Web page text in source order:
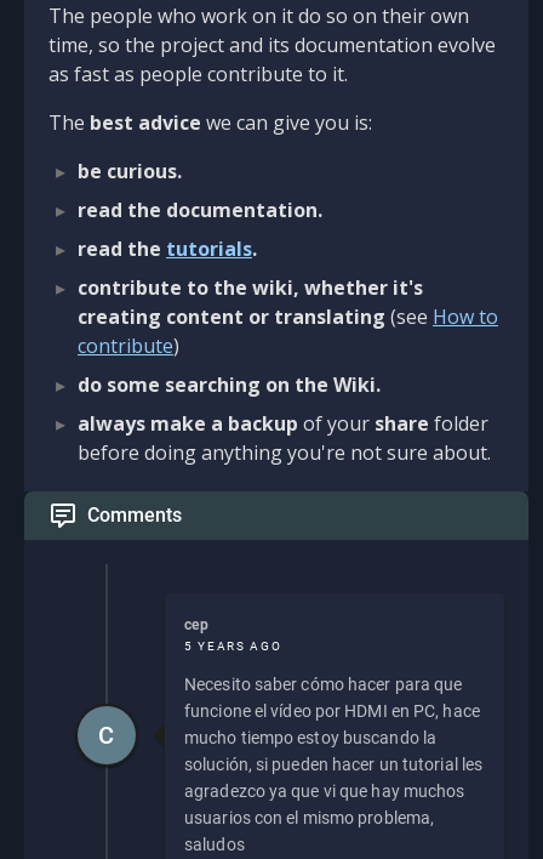
The people who work on it do so on their own
time, so the project and its documentation evolve
as fast as people contribute to it.
The best advice we can give you is:
be curious.
read the documentation.
read the tutorials.
contribute to the wiki, whether it's
creating content or translating (see How to
contribute)
do some searching on the Wiki.
always make a backup of your share folder
before doing anything you're not sure about.
Comments
cep
5 YEARS AGO
Necesito saber cómo hacer para que
funcione el vídeo por HDMI en PC, hace
mucho tiempo estoy buscando la
solución, si pueden hacer un tutorial les
agradezco ya que vi que hay muchos
usuarios con el mismo problema,
saludos
C